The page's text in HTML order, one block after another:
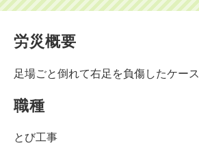
労災概要
足場ごと倒れて右足を負傷したケース
職種
とび工事